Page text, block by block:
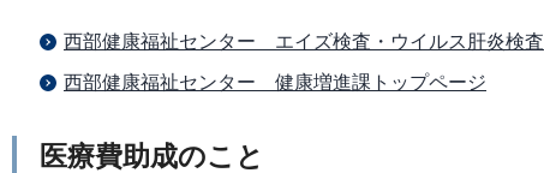
西部健康福祉センター エイズ検査・ウイルス肝炎検査
西部健康福祉センター 健康増進課トップページ
医療費助成のこと